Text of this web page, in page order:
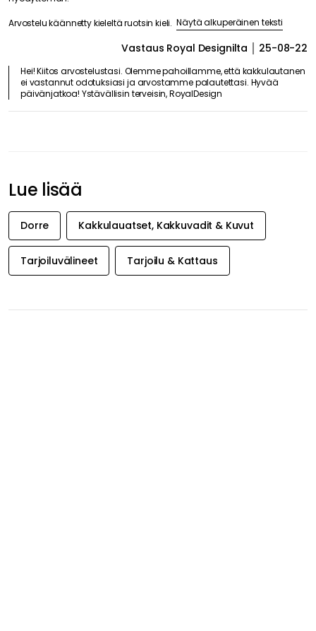
Arvostelu käännetty kieleltä ruotsin kieli. Näytä alkuperäinen teksti
Vastaus Royal Designilta 25-08-22
Hei! Kiitos arvostelustasi. Olemme pahoillamme, että kakkulautanen
ei vastannut odotuksiasi ja arvostamme palautettasi. Hyvää
päivänjatkoa! Ystävällisin terveisin, RoyalDesign
Lue lisää
Dorre Kakkulauatset, Kakkuvadit & Kuvut
Tarjoiluvälineet Tarjoilu & Kattaus